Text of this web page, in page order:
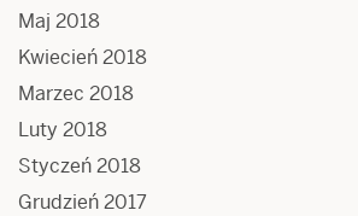
Maj 2018
Kwiecień 2018
Marzec 2018
Luty 2018
Styczeń 2018
Grudzień 2017